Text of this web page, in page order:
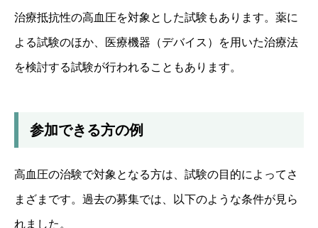
治療抵抗性の高血圧を対象とした試験もあります。薬に
よる試験のほか、医療機器（デバイス）を用いた治療法
を検討する試験が行われることもあります。
参加できる方の例
高血圧の治験で対象となる方は、試験の目的によってさ
まざまです。過去の募集では、以下のような条件が見ら
れました。